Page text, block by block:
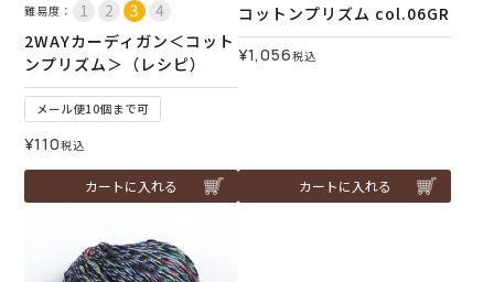
難易度：
2WAYカーディガン＜コット
ンプリズム＞（レシピ）
メール便10個まで可
¥110税込
カートに入れる
コットンプリズム col.06GR
¥1,056税込
カートに入れる